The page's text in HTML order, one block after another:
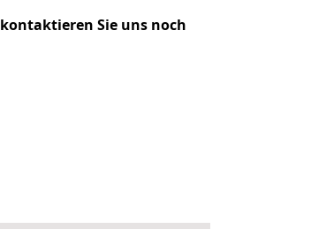
kontaktieren Sie uns noch